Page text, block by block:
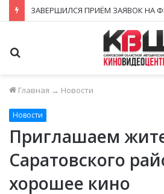
Главная → Новости
Новости
Приглашаем
Саратовского
хорошее кино